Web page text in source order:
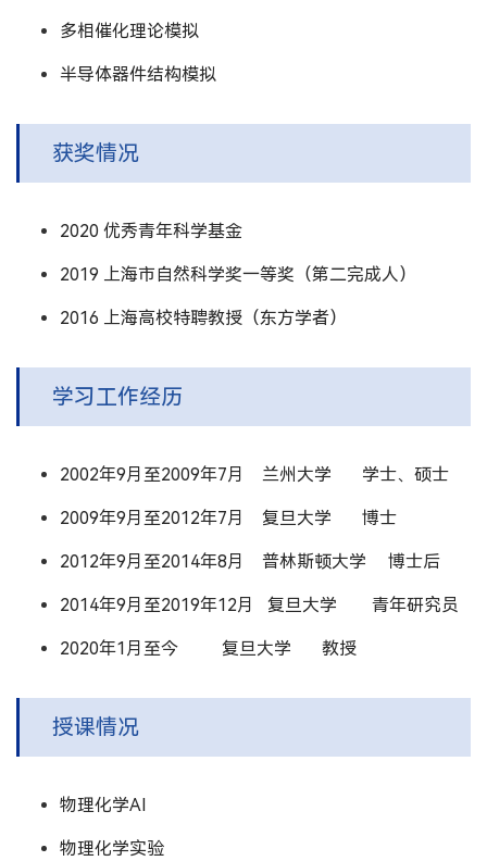
多相催化理论模拟
半导体器件结构模拟
获奖情况
2020 优秀青年科学基金
2019 上海市自然科学奖一等奖（第二完成人）
2016 上海高校特聘教授（东方学者）
学习工作经历
2002年9月至2009年7月 兰州大学 学士、硕士
2009年9月至2012年7月 复旦大学 博士
2012年9月至2014年8月 普林斯顿大学 博士后
2014年9月至2019年12月 复旦大学 青年研究员
2020年1月至今 复旦大学 教授
授课情况
物理化学AI
物理化学实验